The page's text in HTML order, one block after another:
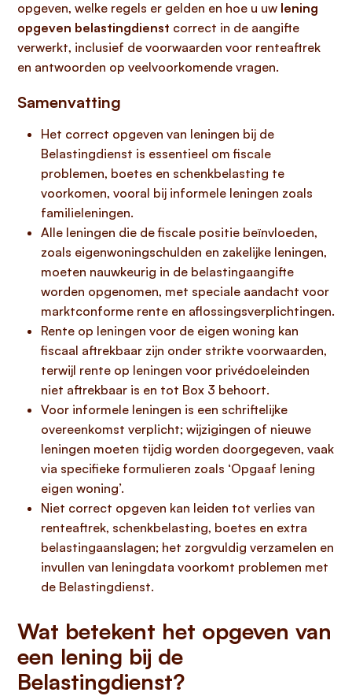
opgeven, welke regels er gelden en hoe u uw lening
opgeven belastingdienst correct in de aangifte
verwerkt, inclusief de voorwaarden voor renteaftrek
en antwoorden op veelvoorkomende vragen.
Samenvatting
Het correct opgeven van leningen bij de
Belastingdienst is essentieel om fiscale
problemen, boetes en schenkbelasting te
voorkomen, vooral bij informele leningen zoals
familieleningen.
Alle leningen die de fiscale positie beïnvloeden,
zoals eigenwoningschulden en zakelijke leningen,
moeten nauwkeurig in de belastingaangifte
worden opgenomen, met speciale aandacht voor
marktconforme rente en aflossingsverplichtingen.
Rente op leningen voor de eigen woning kan
fiscaal aftrekbaar zijn onder strikte voorwaarden,
terwijl rente op leningen voor privédoeleinden
niet aftrekbaar is en tot Box 3 behoort.
Voor informele leningen is een schriftelijke
overeenkomst verplicht; wijzigingen of nieuwe
leningen moeten tijdig worden doorgegeven, vaak
via specifieke formulieren zoals ‘Opgaaf lening
eigen woning’.
Niet correct opgeven kan leiden tot verlies van
renteaftrek, schenkbelasting, boetes en extra
belastingaanslagen; het zorgvuldig verzamelen en
invullen van leningdata voorkomt problemen met
de Belastingdienst.
Wat betekent het opgeven van
een lening bij de
Belastingdienst?